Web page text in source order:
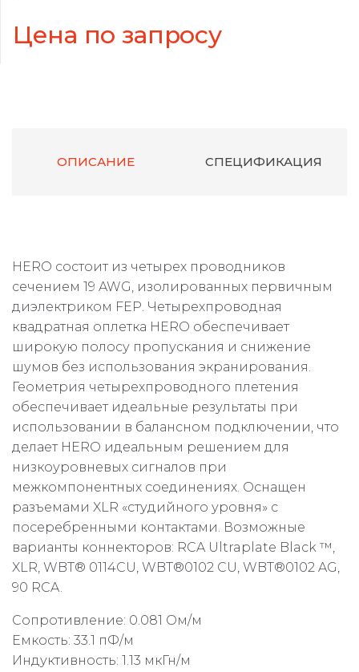
Цена по запросу
ОПИСАНИЕ СПЕЦИФИКАЦИЯ
HERO состоит из четырех проводников
сечением 19 AWG, изолированных первичным
диэлектриком FEP. Четырехпроводная
квадратная оплетка HERO обеспечивает
широкую полосу пропускания и снижение
шумов без использования экранирования.
Геометрия четырехпроводного плетения
обеспечивает идеальные результаты при
использовании в балансном подключении, что
делает HERO идеальным решением для
низкоуровневых сигналов при
межкомпонентных соединениях. Оснащен
разъемами XLR «студийного уровня» с
посеребренными контактами. Возможные
варианты коннекторов: RCA Ultraplate Black ™,
XLR, WBT® 0114CU, WBT®0102 CU, WBT®0102 AG,
90 RCA.
Сопротивление: 0.081 Ом/м
Емкость: 33.1 пФ/м
Индуктивность: 1.13 мкГн/м